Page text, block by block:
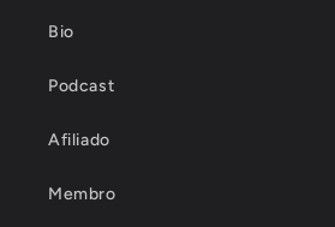
Bio
Podcast
Afiliado
Membro